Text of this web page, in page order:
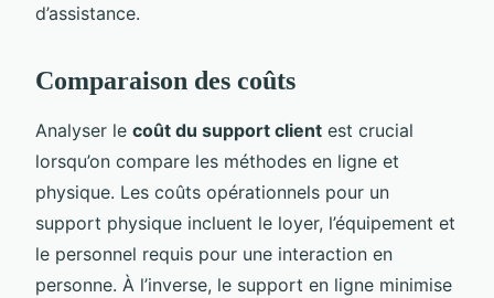
d’assistance.
Comparaison des coûts
Analyser le coût du support client est crucial
lorsqu’on compare les méthodes en ligne et
physique. Les coûts opérationnels pour un
support physique incluent le loyer, l’équipement et
le personnel requis pour une interaction en
personne. À l’inverse, le support en ligne minimise